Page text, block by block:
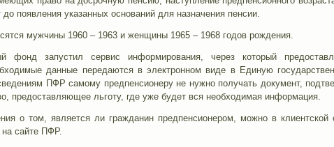
появления указанных оснований для назначения пенсии.
мужчины 1960 – 1963 и женщины 1965 – 1968 годов рождения.
запустил сервис информирования, через который
данные передаются в электронном виде в Единую
ПФР самому предпенсионеру не нужно получать документ,
предоставляющее льготу, где уже будет вся необходимая информация.
о том, является ли гражданин предпенсионером, можно в
на сайте ПФР.